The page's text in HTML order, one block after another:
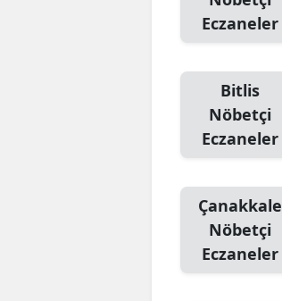
Eczaneler
Bitlis
Nöbetçi
Eczaneler
Çanakkale
Nöbetçi
Eczaneler